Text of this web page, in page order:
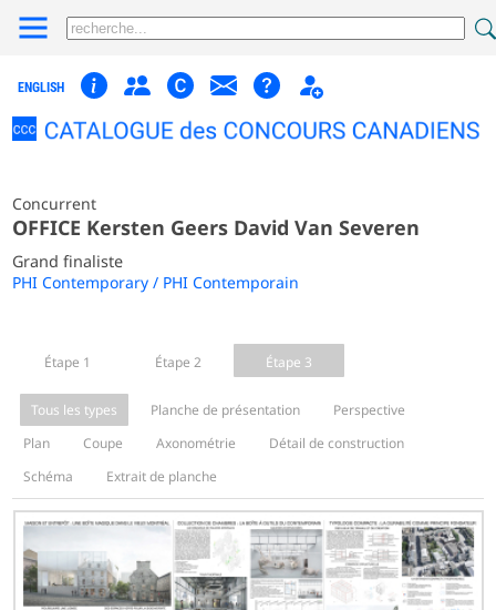
ENGLISH
Concurrent
OFFICE Kersten Geers David Van Severen
Grand finaliste
PHI Contemporary / PHI Contemporain
Étape 1 Étape 2 Étape 3
Tous les types Planche de présentation
Perspective
Plan
Coupe Axonométrie
Détail de construction
Schéma
Extrait de planche